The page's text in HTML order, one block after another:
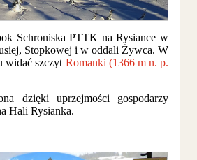
Schroniska PTTK na Rysiance w
Stopkowej i w oddali Żywca. W
widać szczyt Romanki (1366 m n. p.
dzięki uprzejmości gospodarzy
Hali Rysianka.